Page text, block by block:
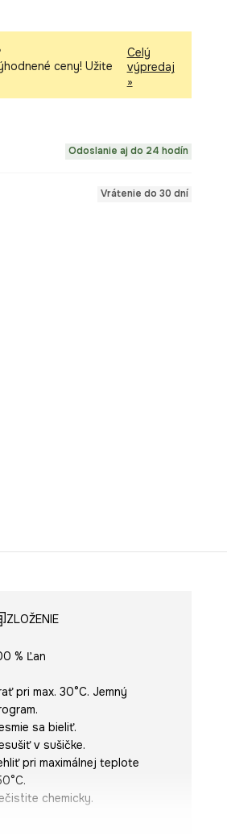
ceny! Užite
Celý
výpredaj
»
Odoslanie aj do 24 hodín
Vrátenie do 30 dní
ZLOŽENIE
% Ľan
pri max. 30°C. Jemný
sa bieliť.
v sušičke.
pri maximálnej teplote
chemicky.